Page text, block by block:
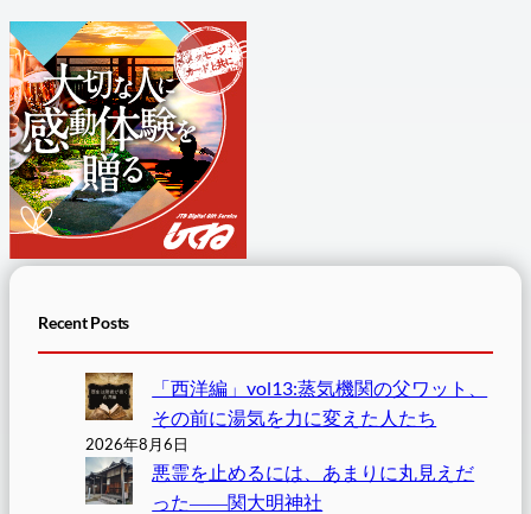
Recent Posts
「西洋編」vol13:蒸気機関の父ワット、
その前に湯気を力に変えた人たち
2026年8月6日
悪霊を止めるには、あまりに丸見えだ
った――関大明神社